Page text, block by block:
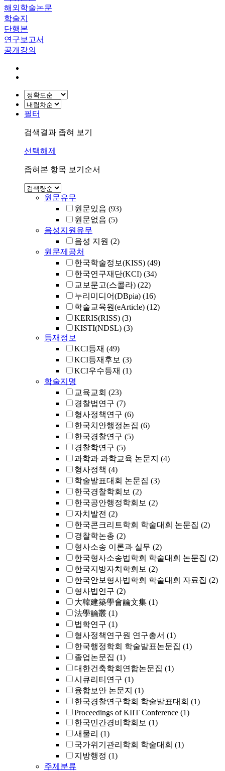
해외학술논문
학술지
단행본
연구보고서
공개강의
필터
검색결과 좁혀 보기
선택해제
좁혀본 항목 보기순서
원문유무
원문있음 (93)
원문없음 (5)
음성지원유무
음성 지원 (2)
원문제공처
한국학술정보(KISS) (49)
한국연구재단(KCI) (34)
교보문고(스콜라) (22)
누리미디어(DBpia) (16)
학술교육원(eArticle) (12)
KERIS(RISS) (3)
KISTI(NDSL) (3)
등재정보
KCI등재 (49)
KCI등재후보 (3)
KCI우수등재 (1)
학술지명
교육교회 (23)
경찰법연구 (7)
형사정책연구 (6)
한국치안행정논집 (6)
한국경찰연구 (5)
경찰학연구 (5)
과학과 과학교육 논문지 (4)
형사정책 (4)
학술발표대회 논문집 (3)
한국경찰학회보 (2)
한국공안행정학회보 (2)
자치발전 (2)
한국콘크리트학회 학술대회 논문집 (2)
경찰학논총 (2)
형사소송 이론과 실무 (2)
한국형사소송법학회 학술대회 논문집 (2)
한국지방자치학회보 (2)
한국안보형사법학회 학술대회 자료집 (2)
형사법연구 (2)
大韓建築學會論文集 (1)
法學論叢 (1)
법학연구 (1)
형사정책연구원 연구총서 (1)
한국행정학회 학술발표논문집 (1)
졸업논문집 (1)
대한건축학회연합논문집 (1)
시큐리티연구 (1)
융합보안 논문지 (1)
한국경찰연구학회 학술발표대회 (1)
Proceedings of KIIT Conference (1)
한국민간경비학회보 (1)
새물리 (1)
국가위기관리학회 학술대회 (1)
지방행정 (1)
주제분류